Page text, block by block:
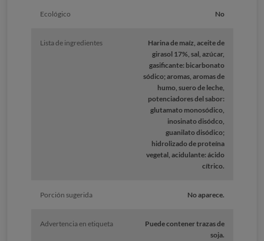
Ecológico No
Lista de ingredientes
Harina de maíz, aceite de
girasol 17%, sal, azúcar,
gasificante: bicarbonato
sódico; aromas, aromas de
humo, suero de leche,
potenciadores del sabor:
glutamato monosódico,
inosinato disódco,
guanilato disódico;
hidrolizado de proteína
vegetal, acidulante: ácido
cítrico.
Porción sugerida No aparece.
Advertencia en etiqueta
Puede contener trazas de
soja.